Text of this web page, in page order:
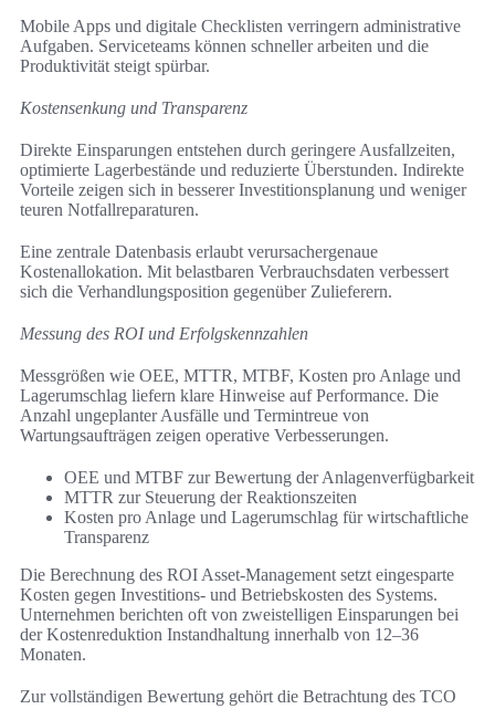
Mobile Apps und digitale Checklisten verringern administrative
Aufgaben. Serviceteams können schneller arbeiten und die
Produktivität steigt spürbar.
Kostensenkung und Transparenz
Direkte Einsparungen entstehen durch geringere Ausfallzeiten,
optimierte Lagerbestände und reduzierte Überstunden. Indirekte
Vorteile zeigen sich in besserer Investitionsplanung und weniger
teuren Notfallreparaturen.
Eine zentrale Datenbasis erlaubt verursachergenaue
Kostenallokation. Mit belastbaren Verbrauchsdaten verbessert
sich die Verhandlungsposition gegenüber Zulieferern.
Messung des ROI und Erfolgskennzahlen
Messgrößen wie OEE, MTTR, MTBF, Kosten pro Anlage und
Lagerumschlag liefern klare Hinweise auf Performance. Die
Anzahl ungeplanter Ausfälle und Termintreue von
Wartungsaufträgen zeigen operative Verbesserungen.
OEE und MTBF zur Bewertung der Anlagenverfügbarkeit
MTTR zur Steuerung der Reaktionszeiten
Kosten pro Anlage und Lagerumschlag für wirtschaftliche
Transparenz
Die Berechnung des ROI Asset-Management setzt eingesparte
Kosten gegen Investitions- und Betriebskosten des Systems.
Unternehmen berichten oft von zweistelligen Einsparungen bei
der Kostenreduktion Instandhaltung innerhalb von 12–36
Monaten.
Zur vollständigen Bewertung gehört die Betrachtung des TCO